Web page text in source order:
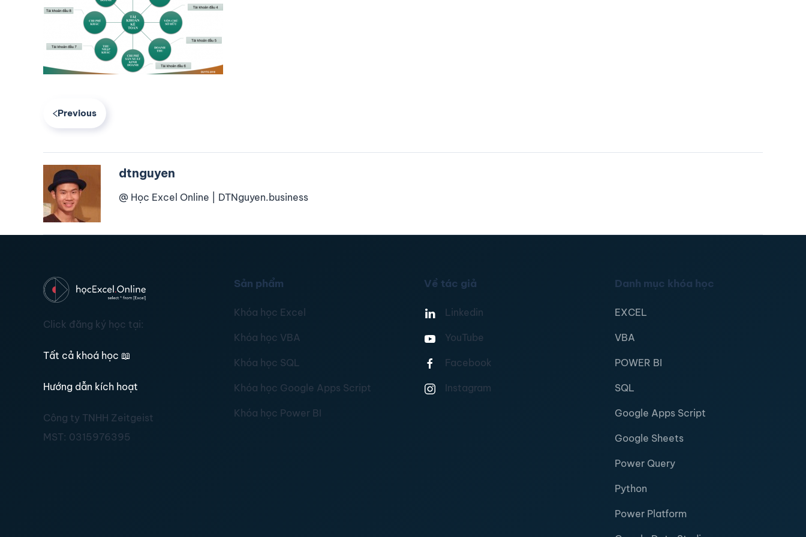
Previous
dtnguyen
@ Học Excel Online | DTNguyen.business
Click đăng ký học tại:
Tất cả khoá học 📖
Hướng dẫn kích hoạt
Công ty TNHH Zeitgeist
MST: 0315976395
Sản phẩm
Khóa học Excel
Khóa học VBA
Khóa học SQL
Khóa học Google Apps Script
Khóa học Power BI
Về tác giả
Linkedin
YouTube
Facebook
Instagram
Danh mục khóa học
EXCEL
VBA
POWER BI
SQL
Google Apps Script
Google Sheets
Power Query
Python
Power Platform